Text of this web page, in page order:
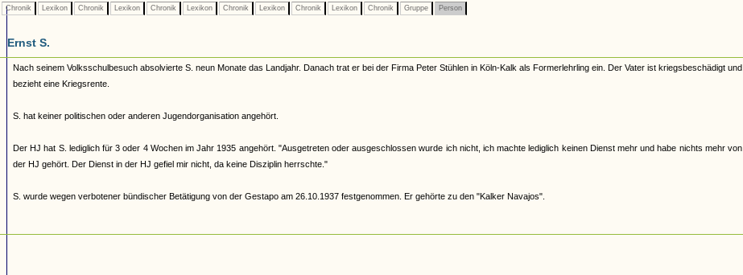
Chronik Lexikon Chronik Lexikon Chronik Lexikon Chronik Lexikon Chronik Lexikon Chronik Gruppe Person
Ernst S.
Nach seinem Volksschulbesuch absolvierte S. neun Monate das Landjahr. Danach trat er bei der Firma Peter Stühlen in Köln-Kalk als Formerlehrling ein. Der Vater ist kriegsbeschädigt und
bezieht eine Kriegsrente.
S. hat keiner politischen oder anderen Jugendorganisation angehört.
Der HJ hat S. lediglich für 3 oder 4 Wochen im Jahr 1935 angehört. "Ausgetreten oder ausgeschlossen wurde ich nicht, ich machte lediglich keinen Dienst mehr und habe nichts mehr von
der HJ gehört. Der Dienst in der HJ gefiel mir nicht, da keine Disziplin herrschte."
S. wurde wegen verbotener bündischer Betätigung von der Gestapo am 26.10.1937 festgenommen. Er gehörte zu den "Kalker Navajos".